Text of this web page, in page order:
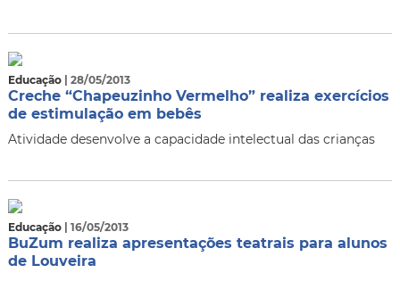
Educação | 28/05/2013
Creche “Chapeuzinho Vermelho” realiza exercícios
de estimulação em bebês
Atividade desenvolve a capacidade intelectual das crianças
Educação | 16/05/2013
BuZum realiza apresentações teatrais para alunos
de Louveira